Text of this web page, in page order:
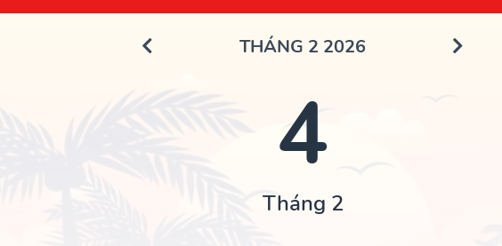
THÁNG 2 2026
4
Tháng 2